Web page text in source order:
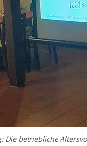
Die betriebliche